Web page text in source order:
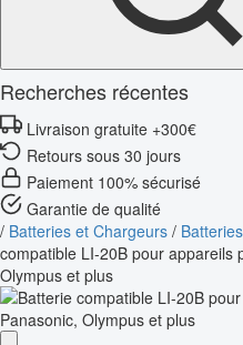
Recherches récentes
Livraison gratuite +300€
Retours sous 30 jours
Paiement 100% sécurisé
Garantie de qualité
/ Batteries et Chargeurs /
compatible LI-20B pour appareils
Olympus et plus